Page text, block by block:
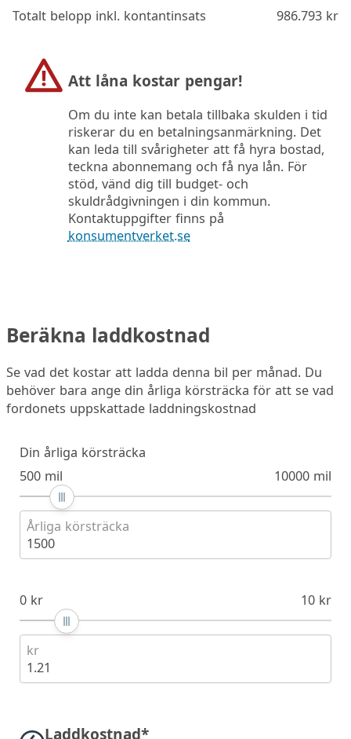
Totalt belopp inkl. kontantinsats
986.793kr
Att låna kostar pengar!
Om du inte kan betala tillbaka skulden i tid
riskerar du en betalningsanmärkning. Det
kan leda till svårigheter att få hyra bostad,
teckna abonnemang och få nya lån. För
stöd, vänd dig till budget- och
skuldrådgivningen i din kommun.
Kontaktuppgifter finns på
konsumentverket.se
Beräkna laddkostnad
Se vad det kostar att ladda denna bil per månad. Du
behöver bara ange din årliga körsträcka för att se vad
fordonets uppskattade laddningskostnad
Din årliga körsträcka
500 mil
10000 mil
Årliga körsträcka
1500
0 kr 10 kr
kr
1.21
Laddkostnad*